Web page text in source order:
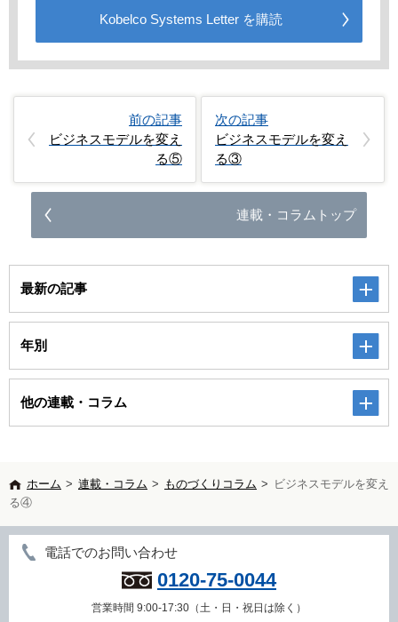
Kobelco Systems Letter を購読
前の記事
ビジネスモデルを変え
る⑤
次の記事
ビジネスモデルを変え
る③
連載・コラムトップ
最新の記事
年別
他の連載・コラム
ホーム > 連載・コラム > ものづくりコラム >
ビジネスモデルを変え
る④
電話でのお問い合わせ
0120-75-0044
営業時間 9:00-17:30（土・日・祝日は除く）